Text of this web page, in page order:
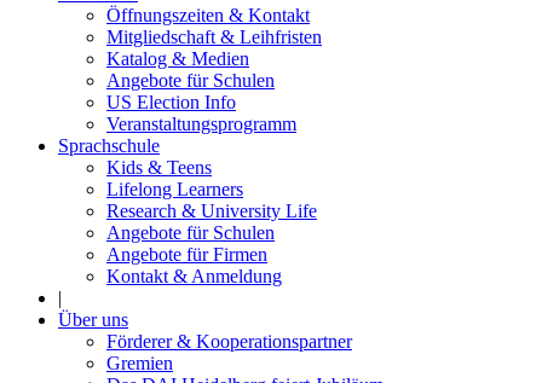
Öffnungszeiten & Kontakt
Mitgliedschaft & Leihfristen
Katalog & Medien
Angebote für Schulen
US Election Info
Veranstaltungsprogramm
Sprachschule
Kids & Teens
Lifelong Learners
Research & University Life
Angebote für Schulen
Angebote für Firmen
Kontakt & Anmeldung
|
Über uns
Förderer & Kooperationspartner
Gremien